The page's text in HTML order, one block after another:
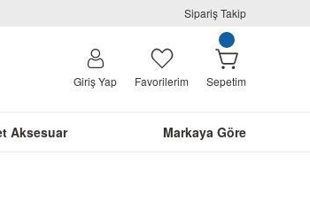
Sipariş Takip
Giriş Yap Favorilerim Sepetim
Aksesuar Markaya Göre